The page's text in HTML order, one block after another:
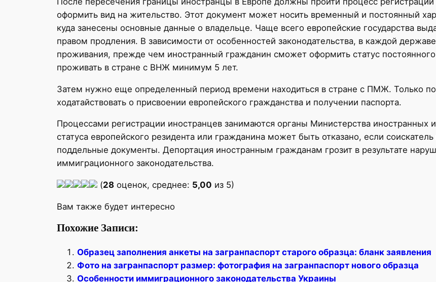
оформить вид на жительство. Этот документ может носить временный и постоянный
куда занесены основные данные о владельце. Чаще всего европейские государства
правом продления. В зависимости от особенностей законодательства, в каждой
проживания, прежде чем иностранный гражданин сможет оформить статус
проживать в стране с ВНЖ минимум 5 лет.
Затем нужно еще определенный период времени находиться в стране с ПМЖ. Только
ходатайствовать о присвоении европейского гражданства и получении паспорта.
Процессами регистрации иностранцев занимаются органы Министерства иностранных
статуса европейского резидента или гражданина может быть отказано, если
поддельные документы. Депортация иностранным гражданам грозит в результате
иммиграционного законодательства.
(28 оценок, среднее: 5,00 из 5)
Вам также будет интересно
Похожие Записи:
Образец заполнения анкеты на загранпаспорт старого образца: бланк заявления
Фото на загранпаспорт размер: фотография на загранпаспорт нового образца
Особенности иммиграционного законодательства Украины